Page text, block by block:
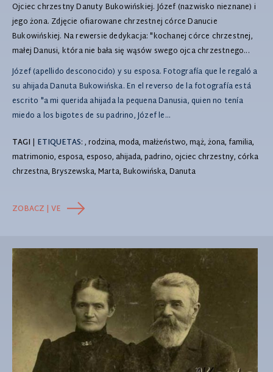
Ojciec chrzestny Danuty Bukowińskiej. Józef (nazwisko nieznane) i
jego żona. Zdjęcie ofiarowane chrzestnej córce Danucie
Bukowińskiej. Na rewersie dedykacja: "kochanej córce chrzestnej,
małej Danusi, która nie bała się wąsów swego ojca chrzestnego...
Józef (apellido desconocido) y su esposa. Fotografía que le regaló a
su ahijada Danuta Bukowińska. En el reverso de la fotografía está
escrito "a mi querida ahijada la pequena Danusia, quien no tenía
miedo a los bigotes de su padrino, Józef le...
TAGI | ETIQUETAS: , rodzina, moda, małżeństwo, mąż, żona, familia,
matrimonio, esposa, esposo, ahijada, padrino, ojciec chrzestny, córka
chrzestna, Bryszewska, Marta, Bukowińska, Danuta
ZOBACZ | VE